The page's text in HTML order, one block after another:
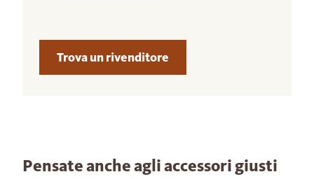
Trova un rivenditore
Pensate anche agli accessori giusti